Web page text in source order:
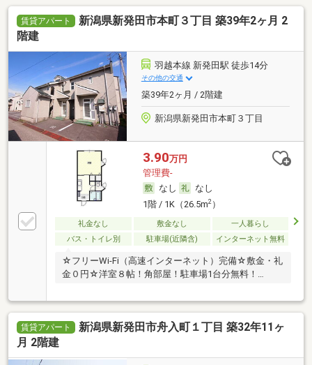
賃貸アパート
新潟県新発田市本町３丁目 築39年2ヶ月 2
階建
羽越本線 新発田駅 徒歩14分
その他の交通
築39年2ヶ月 / 2階建
新潟県新発田市本町３丁目
3.90万円
管理費-
なし
なし
1階 / 1K（26.5m2）
礼金なし 敷金なし
一人暮らし
バス・トイレ別
駐車場(近隣含) インターネット無料
☆フリーWi-Fi（高速インターネット）完備☆敷金・礼
金０円☆洋室８帖！角部屋！駐車場1台分無料！…
賃貸アパート
新潟県新発田市舟入町１丁目 築32年11ヶ
月 2階建